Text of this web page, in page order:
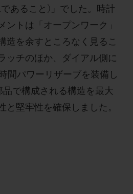
あること)」でした。時計
ントは「オープンワーク」
造を余すところなく見るこ
ッチのほか、ダイアル側に
間パワーリザーブを装備し
で構成される構造を最大
と堅牢性を確保しました。